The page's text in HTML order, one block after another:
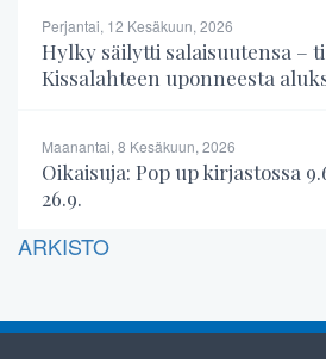
Perjantai, 12 Kesäkuun, 2026
Hylky säilytti salaisuutensa –
Kissalahteen uponneesta
Maanantai, 8 Kesäkuun, 2026
Oikaisuja: Pop up kirjastossa
26.9.
ARKISTO